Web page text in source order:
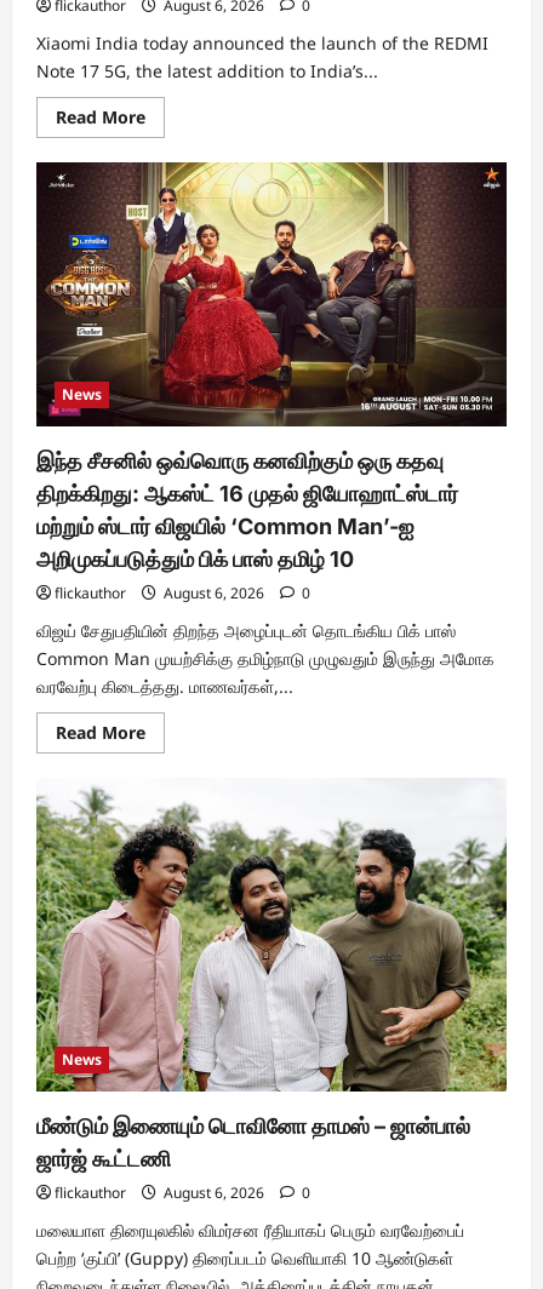
flickauthor August 6, 2026 0
Xiaomi India today announced the launch of the REDMI
Note 17 5G, the latest addition to India’s...
Read MoreRead
more
REDMI
Note
17
Debuts
with
REDMI’s
Biggest-
Ever
8000mAh
Battery
and
Premium
TrueColour
AMOLED
Display
News
இந்த சீசனில் ஒவ்வொரு கனவிற்கும் ஒரு கதவு
திறக்கிறது: ஆகஸ்ட் 16 முதல் ஜியோஹாட்ஸ்டார்
மற்றும் ஸ்டார் விஜயில் ‘Common Man’-ஐ
அறிமுகப்படுத்தும் பிக் பாஸ் தமிழ் 10
flickauthor August 6, 2026 0
விஜய் சேதுபதியின் திறந்த அழைப்புடன் தொடங்கிய பிக் பாஸ்
Common Man முயற்சிக்கு தமிழ்நாடு முழுவதும் இருந்து அமோக
வரவேற்பு கிடைத்தது. மாணவர்கள்,...
Read MoreRead
more
சீசனில்
ஒவ்வொரு
கனவிற்கும்
ஒரு
கதவு
திறக்கிறது:
ஆகஸ்ட்
16
முதல்
ஜியோஹாட்ஸ்டார்
மற்றும்
ஸ்டார்
விஜயில்
‘Common
Man’-
ஐ
அறிமுகப்படுத்தும்
பிக்
தமிழ்
10
News
மீண்டும் இணையும் டொவினோ தாமஸ் – ஜான்பால்
ஜார்ஜ் கூட்டணி
flickauthor August 6, 2026 0
மலையாள திரையுலகில் விமர்சன ரீதியாகப் பெரும் வரவேற்பைப்
பெற்ற ‘குப்பி’ (Guppy) திரைப்படம் வெளியாகி 10 ஆண்டுகள்